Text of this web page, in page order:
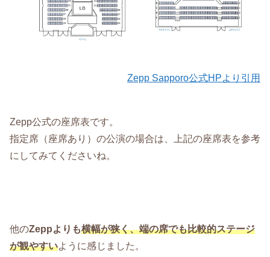
Zepp Sapporo公式HPより引用
Zepp公式の座席表です。
指定席（座席あり）の公演の場合は、上記の座席表を参考
にしてみてくださいね。
他のZeppよりも横幅が狭く、端の席でも比較的ステージ
が観やすいように感じました。